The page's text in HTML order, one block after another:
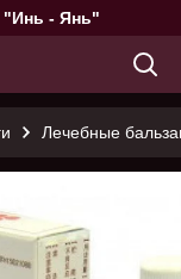
"Инь - Янь"
Лечебные